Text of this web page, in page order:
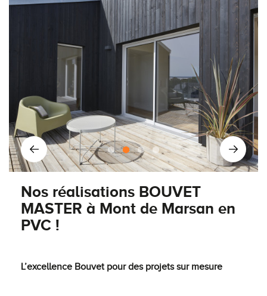
Nos réalisations BOUVET
MASTER à Mont de Marsan en
PVC !
L’excellence Bouvet pour des projets sur mesure